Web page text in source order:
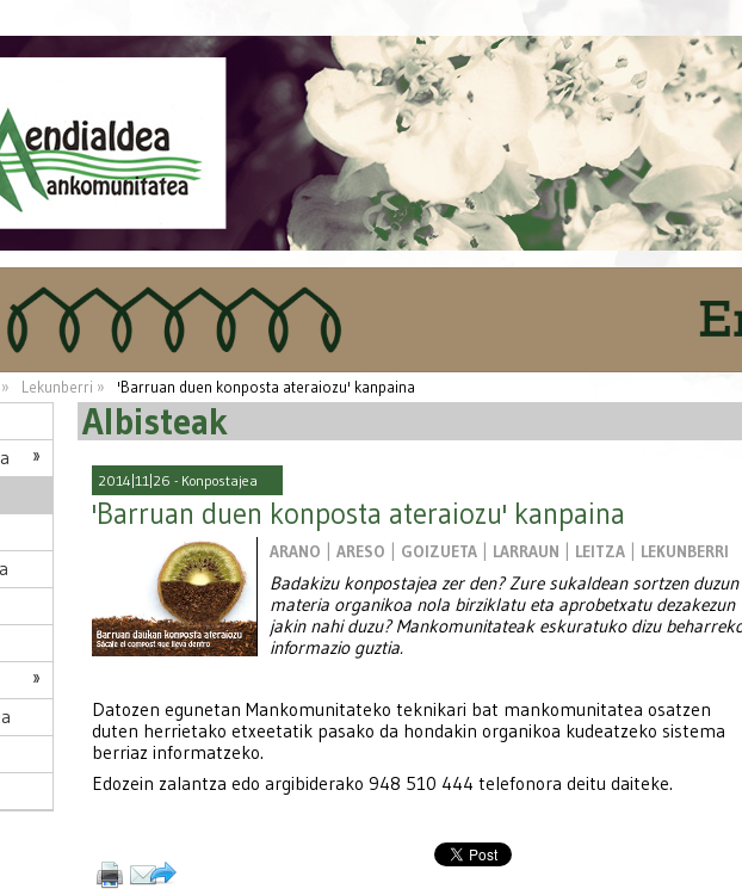
Lekunberri » 'Barruan duen konposta ateraiozu' kanpaina
Albisteak
2014|11|26 - Konpostajea
'Barruan duen konposta ateraiozu' kanpaina
ARANO | ARESO | GOIZUETA | LARRAUN | LEITZA | LEKUNBERRI
Badakizu konpostajea zer den? Zure sukaldean sortzen duzun
materia organikoa nola birziklatu eta aprobetxatu dezakezun
jakin nahi duzu? Mankomunitateak eskuratuko dizu
informazio guztia.
Datozen egunetan Mankomunitateko teknikari bat mankomunitatea osatzen
duten herrietako etxeetatik pasako da hondakin organikoa kudeatzeko sistema
berriaz informatzeko.
Edozein zalantza edo argibiderako 948 510 444 telefonora deitu daiteke.